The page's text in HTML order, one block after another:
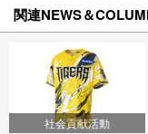
関連NEWS＆
社会貢献活動